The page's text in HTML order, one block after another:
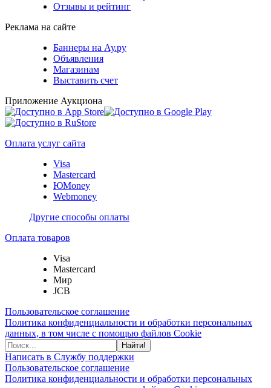
Отзывы и рейтинг
Реклама на сайте
Баннеры на Ау.ру
Объявления
Магазинам
Выставить счет
Приложение Аукциона
Оплата услуг сайта
Visa
Mastercard
ЮMoney
Webmoney
Другие способы оплаты
Оплата товаров
Visa
Mastercard
Мир
JCB
Пользовательское соглашение
Политика конфиденциальности и обработки персональных
данных, в том числе с помощью файлов Cookie
Найти!
Написать в Службу поддержки
Пользовательское соглашение
Политика конфиденциальности и обработки персональных